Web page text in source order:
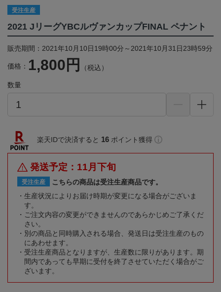
受注生産
2021 JリーグYBCルヴァンカップFINAL ペナント
販売期間：2021年10月10日19時00分～2021年10月31日23時59分
価格： 1,800円 （税込）
数量
楽天IDで決済すると 16 ポイント獲得
発送予定：11月下旬
受注生産
こちらの商品は受注生産商品です。
生産状況によりお届け時期が変更になる場合がございま
す。
ご注文内容の変更ができませんのであらかじめご了承くだ
さい。
別の商品と同時購入される場合、発送日は受注生産のもの
にあわせます。
受注生産商品となりますが、生産数に限りがあります。期
間内であっても早期に受付を終了させていただく場合がご
ざいます。